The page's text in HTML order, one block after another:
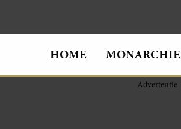
HOME MONARCHIE